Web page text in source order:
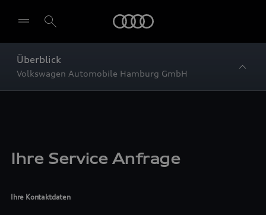
Überblick
Volkswagen Automobile Hamburg GmbH